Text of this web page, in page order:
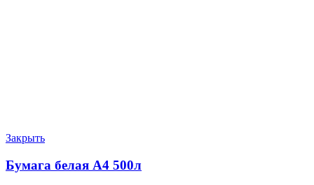
Закрыть
Бумага белая А4 500л